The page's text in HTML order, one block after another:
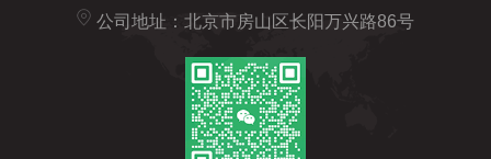
公司地址：北京市房山区长阳万兴路86号